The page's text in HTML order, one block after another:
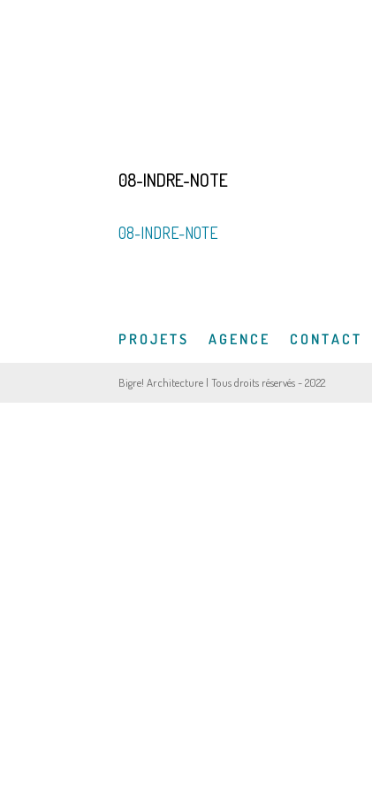
08-INDRE-NOTE
08-INDRE-NOTE
P R O J E T S A G E N C E C O N T A C T
Bigre! Architecture | Tous droits réservés - 2022